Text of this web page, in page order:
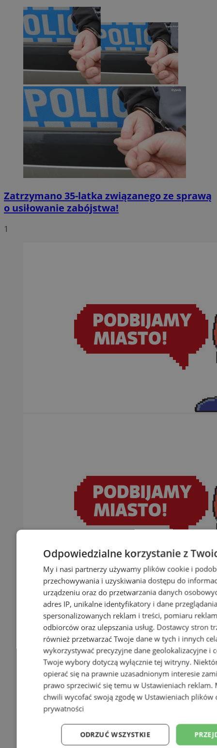
Zatrzymano 35-latka związanego ze sprawą
o usiłowanie zabójstwa!
1
Odpowiedzialne korzystanie z
My i nasi partnerzy używamy plików cookie i
przechowywania i uzyskiwania dostępu do
urządzeniu oraz do przetwarzania danych
adres IP, unikalne identyfikatory i dane
spersonalizowanych reklam i treści, pomiaru
odbiorców oraz ulepszania usług. Dostawcy stron
również przetwarzać Twoje dane w tych i innych
wykorzystywać precyzyjne dane geolokalizacyjne i
Twoje wybory dotyczą wyłącznie tej witryny.
opierać się na prawnie uzasadnionym interesie
prawo sprzeciwić się temu w Ustawieniach reklam.
chwili wycofać swoją zgodę w Ustawieniach plików
prywatności
ODRZUĆ WSZYSTKIE